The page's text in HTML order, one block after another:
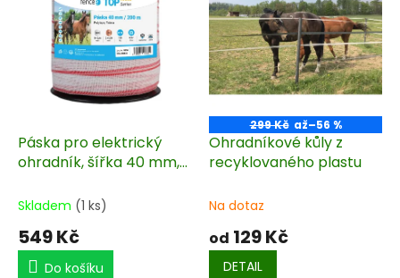
Páska pro elektrický
ohradník, šířka 40 mm,
Ω/m
Skladem (1 ks)
549 Kč
Do košíku
299 Kč až–56 %
Ohradníkové kůly z
recyklovaného plastu
Na dotaz
od 129 Kč
DETAIL